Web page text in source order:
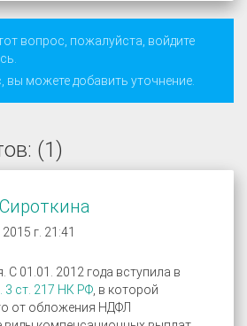
вопрос, пожалуйста, войдите
.
вы можете добавить уточнение.
(1)
г. 21:41
С 01.01. 2012 года вступила в
3 ст. 217 НК РФ, в которой
от обложения НДФЛ